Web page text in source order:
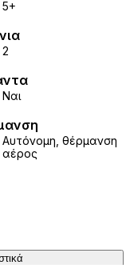
5+
2
Ναι
Αυτόνομη, θέρμανση
αέρος